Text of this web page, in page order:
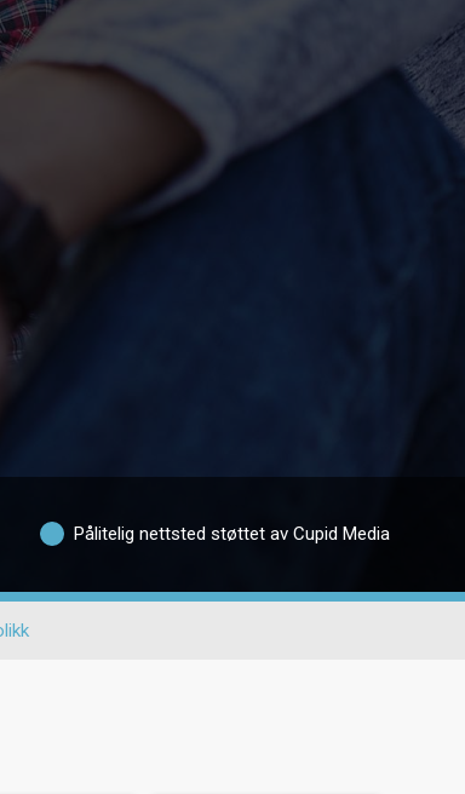
Pålitelig nettsted støttet av Cupid Media